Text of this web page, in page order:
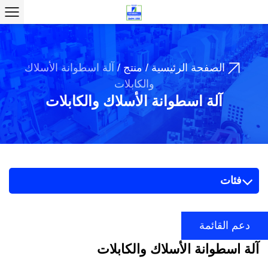
الصفحة الرئيسية/منتج / آلة اسطوانة الأسلاك
والكابلات
آلة اسطوانة الأسلاك والكابلات
فئات
دعم القائمة
آلة اسطوانة الأسلاك والكابلات